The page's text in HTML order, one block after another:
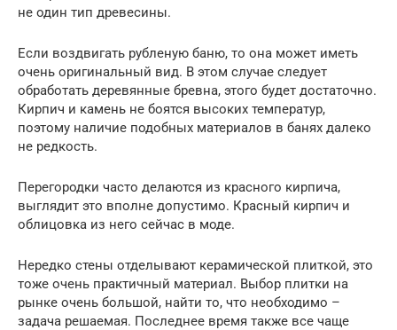
не один тип древесины.
Если воздвигать рубленую баню, то она может иметь
очень оригинальный вид. В этом случае следует
обработать деревянные бревна, этого будет достаточно.
Кирпич и камень не боятся высоких температур,
поэтому наличие подобных материалов в банях далеко
не редкость.
Перегородки часто делаются из красного кирпича,
выглядит это вполне допустимо. Красный кирпич и
облицовка из него сейчас в моде.
Нередко стены отделывают керамической плиткой, это
тоже очень практичный материал. Выбор плитки на
рынке очень большой, найти то, что необходимо –
задача решаемая. Последнее время также все чаще